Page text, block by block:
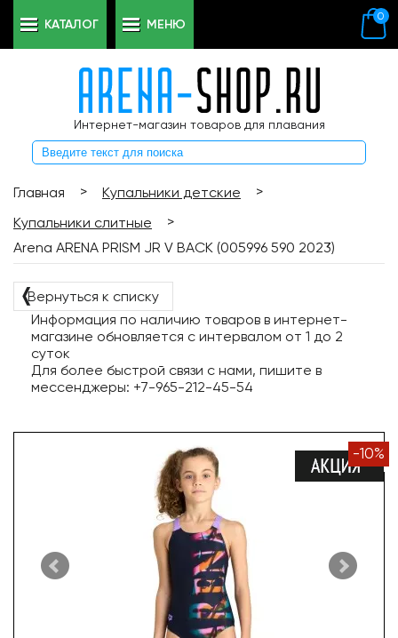
Интернет-магазин товаров для плавания
0
КАТАЛОГ МЕНЮ
Главная > Купальники детские
>
Купальники слитные
>
Arena ARENA PRISM JR V BACK (005996 590 2023)
❬Вернуться к списку
Информация по наличию товаров в интернет-
магазине обновляется с интервалом от 1 до 2
суток
Для более быстрой связи с нами, пишите в
мессенджеры: +7-965-212-45-54
-10%